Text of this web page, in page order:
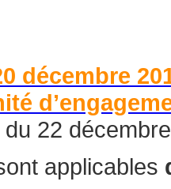
décembre
22
applicables